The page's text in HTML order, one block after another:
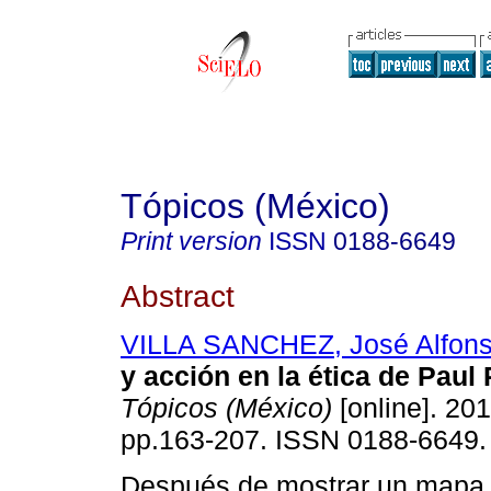
Tópicos (México)
Print version ISSN 0188-6649
Abstract
VILLA SANCHEZ, José
y acción en la ética de Paul
Tópicos (México) [online].
pp.163-207. ISSN 0188-6649.